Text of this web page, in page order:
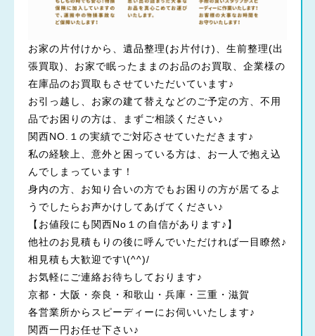
お家の片付けから、遺品整理(お片付け)、生前整理(出
張買取)、お家で眠ったままのお品のお買取、企業様の
在庫品のお買取もさせていただいています♪
お引っ越し、お家の建て替えなどのご予定の方、不用
品でお困りの方は、まずご相談ください♪
関西NO.１の実績でご対応させていただきます♪
私の経験上、意外と困っている方は、お一人で抱え込
んでしまっています！
身内の方、お知り合いの方でもお困りの方が居てるよ
うでしたらお声かけしてあげてください♪
【お値段にも関西No１の自信があります♪】
他社のお見積もりの後に呼んでいただければ一目瞭然♪
相見積も大歓迎です\(^^)/
お気軽にご連絡お待ちしております♪
京都・大阪・奈良・和歌山・兵庫・三重・滋賀
各営業所からスピーディーにお伺いいたします♪
関西一円お任せ下さい♪